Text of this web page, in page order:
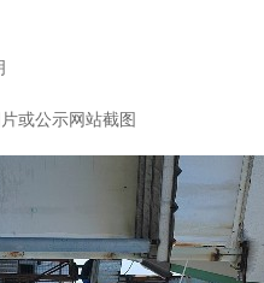
或公示网站截图